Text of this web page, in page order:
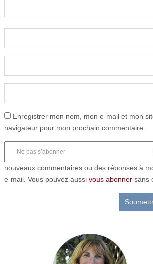
Enregistrer mon nom, mon e-mail et mon
navigateur pour mon prochain commentaire.
nouveaux commentaires ou des réponses à
e-mail. Vous pouvez aussi vous abonnersans